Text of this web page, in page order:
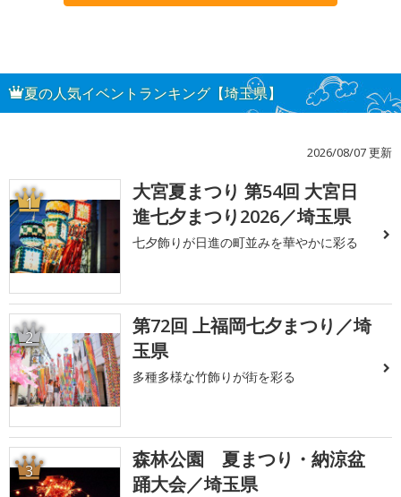
夏の人気イベントランキング【埼玉県】
2026/08/07 更新
1
大宮夏まつり 第54回 大宮日
進七夕まつり2026／埼玉県
七夕飾りが日進の町並みを華やかに彩る
2
第72回 上福岡七夕まつり／埼
玉県
多種多様な竹飾りが街を彩る
3
森林公園 夏まつり・納涼盆
踊大会／埼玉県